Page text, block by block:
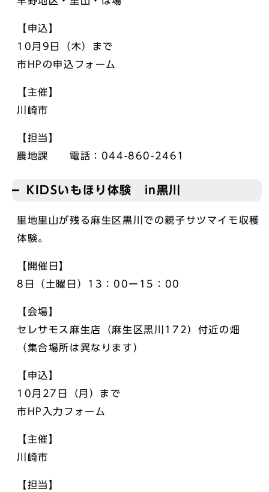
【申込】
10月9日（木）まで
市HPの申込フォーム
【主催】
川崎市
【担当】
農地課 電話：044-860-2461
KIDSいもほり体験 in黒川
里地里山が残る麻生区黒川での親子サツマイモ収穫
体験。
【開催日】
8日（土曜日）13：00ー15：00
【会場】
セレサモス麻生店（麻生区黒川172）付近の畑
（集合場所は異なります）
【申込】
10月27日（月）まで
市HP入力フォーム
【主催】
川崎市
【担当】